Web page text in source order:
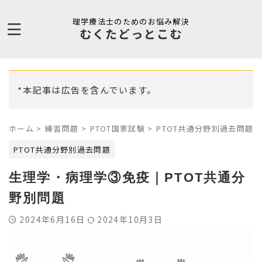
理学療法士のためのお悩み解決
むくたどっとこむ
*本記事は広告を含んでいます。
ホーム > 練習問題 > PTOT国家試験 > PTOT共通分野別過去問題
PTOT共通分野別過去問題
生理学・病理学③免疫｜PTOT共通分
野別問題
2024年6月16日 2024年10月3日